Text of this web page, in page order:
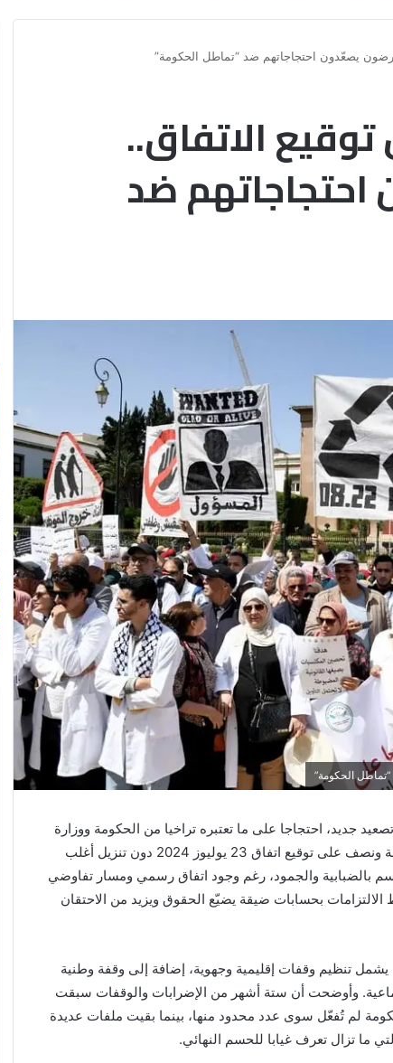
يصعّدون احتجاجاتهم ضد “تماطل الحكومة”
الاتفاق..
ضد
الحكومة”
جديد، احتجاجا على ما تعتبره تراخيا من الحكومة ووزارة
الصحة في تنفيذ التزاماتها، خاصة بعد مرور أكثر من سنة ونصف على توقيع اتفاق 23 يوليوز 2024 دون تنزيل أغلب
بالضبابية والجمود، رغم وجود اتفاق رسمي ومسار تفاوضي
بحسابات ضيقة يضيّع الحقوق ويزيد من الاحتقان
يشمل تنظيم وقفات إقليمية وجهوية، إضافة إلى وقفة وطنية
وأوضحت أن ستة أشهر من الإضرابات والوقفات سبقت
إقرار 27 نقطة، غير أن الحكومة لم تُفعّل سوى عدد محدود منها، بينما بقيت ملفات عديدة
ما تزال تعرف غيابا للحسم النهائي.